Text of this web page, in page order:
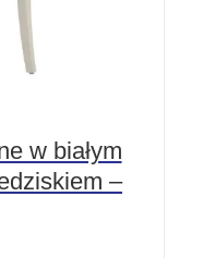
w białym
–